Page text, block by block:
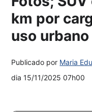
km por
uso
Publicado por Maria
dia15/11/2025 07h00